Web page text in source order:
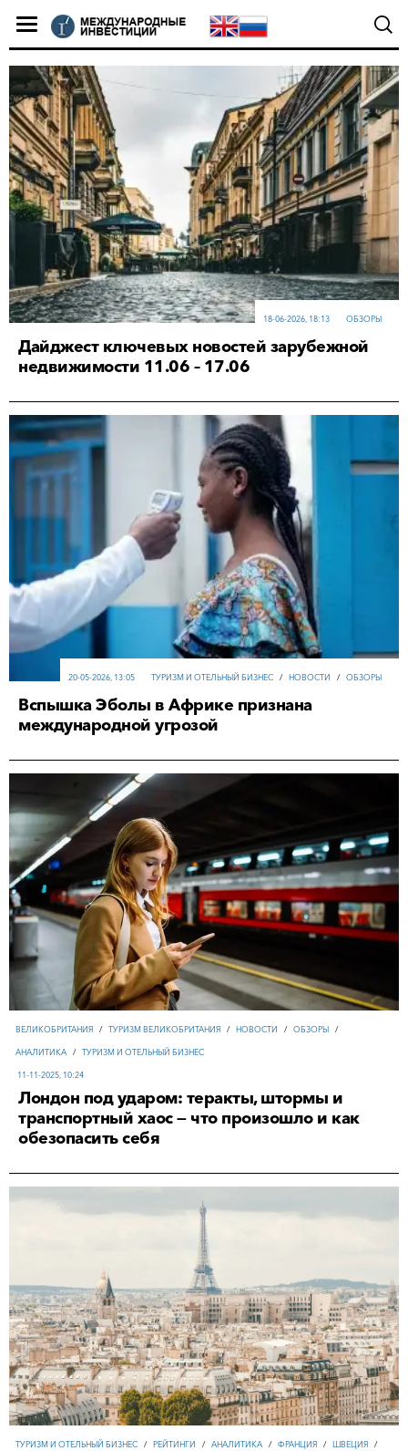
ОБЗОРЫ
18-06-2026, 18:13
Дайджест ключевых новостей зарубежной
недвижимости 11.06 – 17.06
ТУРИЗМ И ОТЕЛЬНЫЙ БИЗНЕС / НОВОСТИ / ОБЗОРЫ
20-05-2026, 13:05
Вспышка Эболы в Африке признана
международной угрозой
ВЕЛИКОБРИТАНИЯ / ТУРИЗМ ВЕЛИКОБРИТАНИЯ / НОВОСТИ / ОБЗОРЫ /
АНАЛИТИКА / ТУРИЗМ И ОТЕЛЬНЫЙ БИЗНЕС
11-11-2025, 10:24
Лондон под ударом: теракты, штормы и
транспортный хаос — что произошло и как
обезопасить себя
ТУРИЗМ И ОТЕЛЬНЫЙ БИЗНЕС / РЕЙТИНГИ / АНАЛИТИКА / ФРАНЦИЯ / ШВЕЦИЯ /